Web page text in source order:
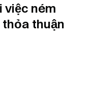
việc ném
thỏa thuận